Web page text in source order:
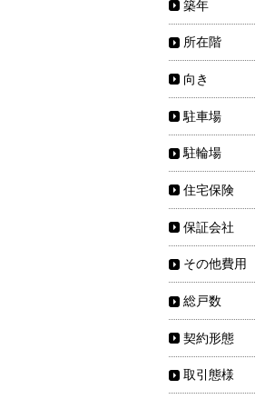
築年
所在階
向き
駐車場
駐輪場
住宅保険
保証会社
その他費用
総戸数
契約形態
取引態様